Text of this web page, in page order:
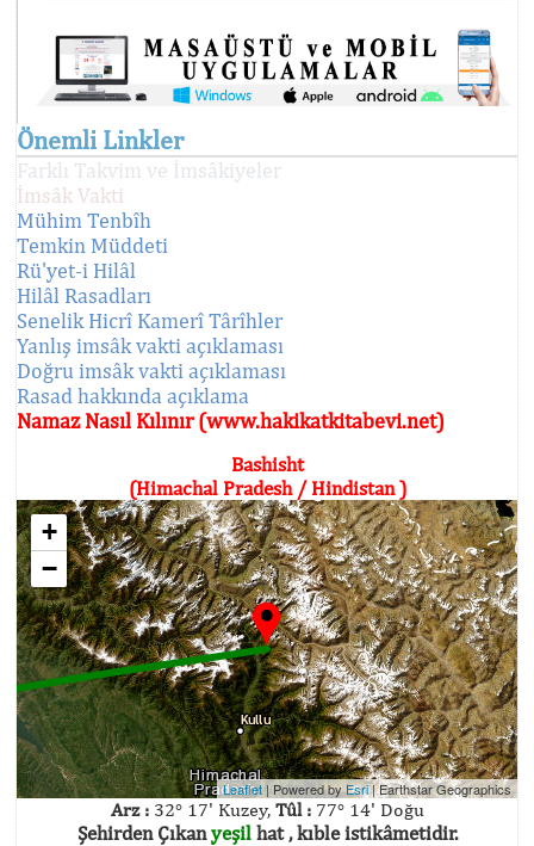
Önemli Linkler
Farklı Takvim ve İmsâkiyeler
İmsâk Vakti
Mühim Tenbîh
Temkin Müddeti
Rü'yet-i Hilâl
Hilâl Rasadları
Senelik Hicrî Kamerî Târîhler
Yanlış imsâk vakti açıklaması
Doğru imsâk vakti açıklaması
Rasad hakkında açıklama
Namaz Nasıl Kılınır (www.hakikatkitabevi.net)
Bashisht
(Himachal Pradesh / Hindistan )
+
−
Leaflet | Powered byEsri|Earthstar Geographics
Arz :32° 17' Kuzey, Tûl :77° 14' Doğu
Şehirden Çıkanyeşilhat , kıble istikâmetidir.